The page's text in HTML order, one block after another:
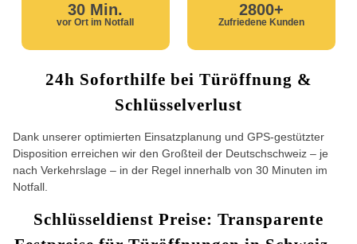
30 Min.
vor Ort im Notfall
2800+
Zufriedene Kunden
24h Soforthilfe bei Türöffnung &
Schlüsselverlust
Dank unserer optimierten Einsatzplanung und GPS-gestützter
Disposition erreichen wir den Großteil der Deutschschweiz – je
nach Verkehrslage – in der Regel innerhalb von 30 Minuten im
Notfall.
Schlüsseldienst Preise: Transparente